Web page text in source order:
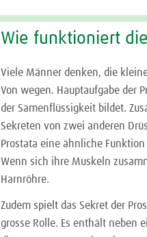
Wie funktioniert
Viele Männer denken, die
Von wegen. Hauptaufgabe der
der Samenflüssigkeit bildet.
Sekreten von zwei anderen
Prostata eine ähnliche
Wenn sich ihre Muskeln
Harnröhre.
Zudem spielt das Sekret der
grosse Rolle. Es enthält neben